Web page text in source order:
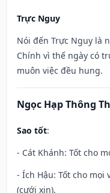
Trực Nguy
Nói đến Trực Nguy là
Chính vì thế ngày có
muôn việc đều hung.
Ngọc Hạp Thông
Sao tốt:
- Cát Khánh: Tốt cho
- Ích Hậu: Tốt cho
(cưới xin).